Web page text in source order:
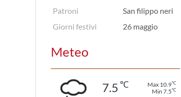
Patroni
San filippo neri
Giorni festivi
26 maggio
Meteo
7.5 ℃ Max 10.9℃
Min 7.5℃